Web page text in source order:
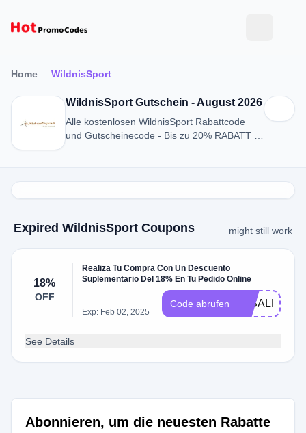
Home WildnisSport
WildnisSport Gutschein - August 2026
Alle kostenlosen WildnisSport Rabattcode
und Gutscheinecode - Bis zu 20% RABATT in
Expired WildnisSport Coupons might still work
18%
OFF
Realiza Tu Compra Con Un Descuento
Suplementario Del 18% En Tu Pedido Online
Exp: Feb 02, 2025
Code abrufen 18SALE
See Details
Abonnieren, um die neuesten Rabatte